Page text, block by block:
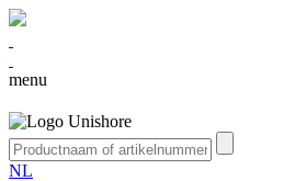
menu
NL